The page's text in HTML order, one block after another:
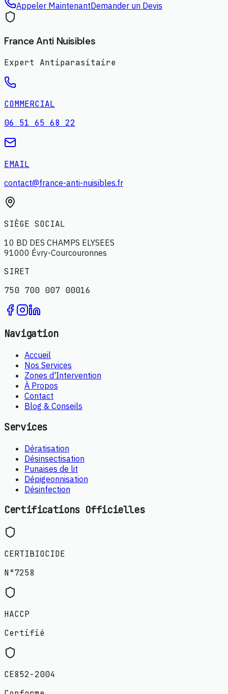
Appeler MaintenantDemander un Devis
France Anti Nuisibles
Expert Antiparasitaire
COMMERCIAL
06 51 65 68 22
EMAIL
contact@france-anti-nuisibles.fr
SIÈGE SOCIAL
10 BD DES CHAMPS ELYSEES
91000 Évry-Courcouronnes
SIRET
750 700 007 00016
Navigation
Accueil
Nos Services
Zones d'Intervention
À Propos
Contact
Blog & Conseils
Services
Dératisation
Désinsectisation
Punaises de lit
Dépigeonnisation
Désinfection
Certifications Officielles
CERTIBIOCIDE
N°7258
HACCP
Certifié
CE852-2004